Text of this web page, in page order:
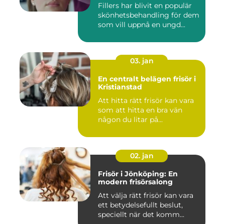
Fillers har blivit en populär
skönhetsbehandling för dem
som vill uppnå en ungd...
03. jan
En centralt belägen frisör i
Kristianstad
Att hitta rätt frisör kan vara
som att hitta en bra vän
någon du litar på...
02. jan
Frisör i Jönköping: En
modern frisörsalong
Att välja rätt frisör kan vara
ett betydelsefullt beslut,
speciellt när det komm...